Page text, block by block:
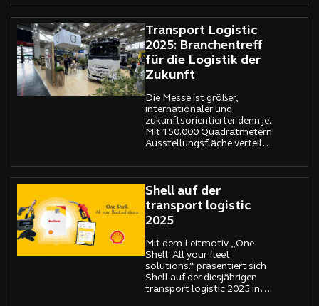
für einen echten
Paukenschlag: Gemeinsam
mit dem US-
Technologieunternehmen
Platform Science bringt der
Trailerhersteller aus Werlte
eine europaweite
Markt, die den gesamten
Sattelzug digital vereint
Transport Logistic
2025: Branchentreff
für die Logistik der
Zukunft
Die Messe ist größer,
internationaler und
zukunftsorientierter denn je.
Mit 150.000 Quadratmetern
Ausstellungsfläche verteilt
einem Freigelände mit
Gleisflächen bietet sie einen
umfassenden Überblick über
die neuesten Entwicklungen
der Branche .
Shell auf der
transport logistic
2025
Mit dem Leitmotiv „One
Shell. All your fleet
solutions.“ präsentiert sich
Shell auf der diesjährigen
transport logistic 2025 in